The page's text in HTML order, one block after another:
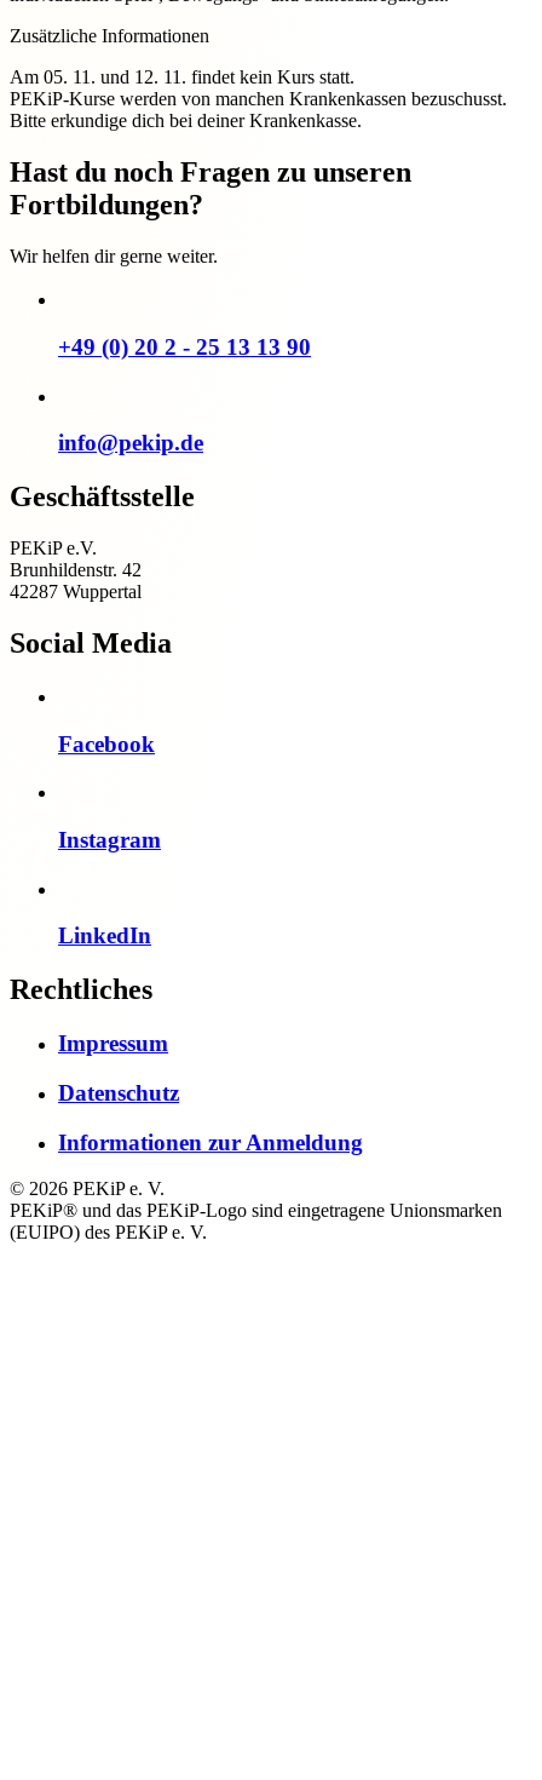
Zusätzliche Informationen
Am 05. 11. und 12. 11. findet kein Kurs statt.
PEKiP-Kurse werden von manchen Krankenkassen bezuschusst.
Bitte erkundige dich bei deiner Krankenkasse.
Hast du noch Fragen zu unseren
Fortbildungen?
Wir helfen dir gerne weiter.
+49 (0) 20 2 - 25 13 13 90
info@pekip.de
Geschäftsstelle
PEKiP e.V.
Brunhildenstr. 42
42287 Wuppertal
Social Media
Facebook
Instagram
LinkedIn
Rechtliches
Impressum
Datenschutz
Informationen zur Anmeldung
© 2026 PEKiP e. V.
PEKiP® und das PEKiP-Logo sind eingetragene Unionsmarken
(EUIPO) des PEKiP e. V.